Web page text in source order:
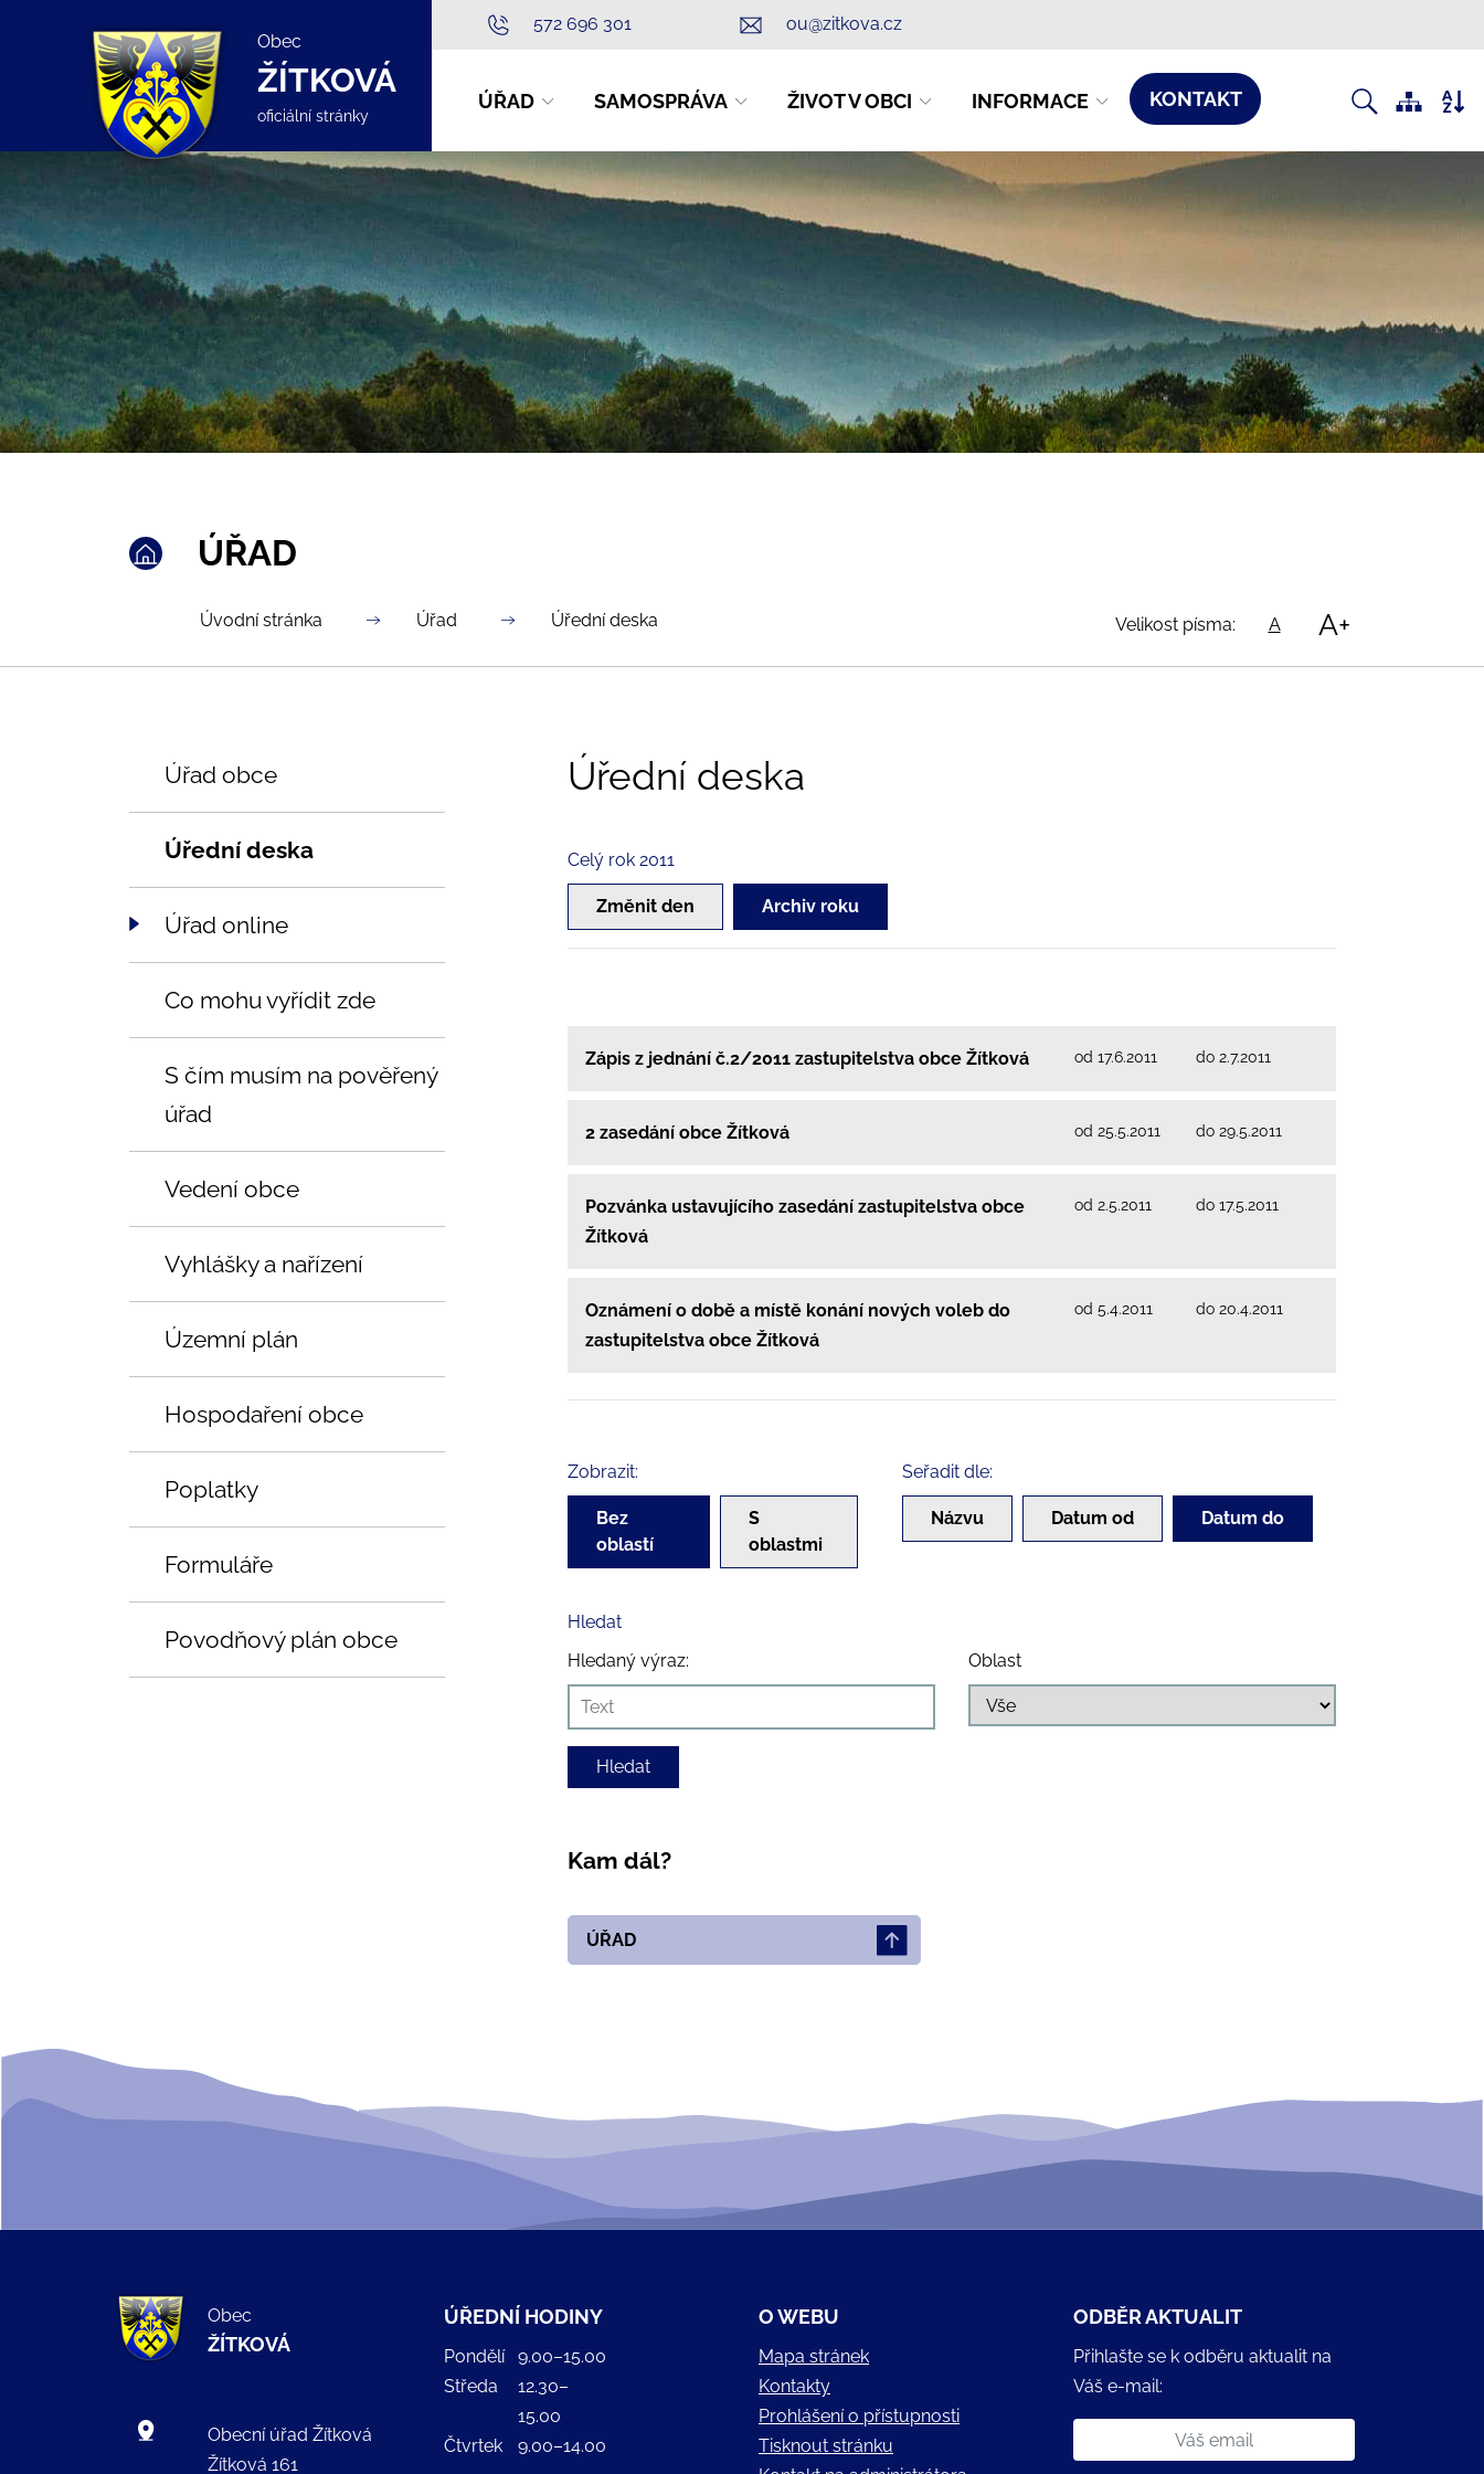
Obec
ŽÍTKOVÁ
oficiální stránky
572 696 301 ou@zitkova.cz
ÚŘAD SAMOSPRÁVA ŽIVOT V OBCI INFORMACE KONTAKT
ÚŘAD
Úvodní stránka Úřad Úřední deska Velikost písma: A A+
Úřední deska
Celý rok 2011
Změnit den Archiv roku
Zápis z jednání č.2/2011 zastupitelstva obce Žítková od 17.6.2011 do 2.7.2011
2 zasedání obce Žítková od 25.5.2011 do 29.5.2011
Pozvánka ustavujícího zasedání zastupitelstva obce
Žítková
od 2.5.2011 do 17.5.2011
Oznámení o době a místě konání nových voleb do
zastupitelstva obce Žítková
od 5.4.2011 do 20.4.2011
Zobrazit:
Bez
oblastí
S
oblastmi
Seřadit dle:
Názvu Datum od Datum do
Hledat
Hledaný výraz:
Oblast
Kam dál?
ÚŘAD
Úřad obce
Úřední deska
Úřad online
Co mohu vyřídit zde
S čím musím na pověřený
úřad
Vedení obce
Vyhlášky a nařízení
Územní plán
Hospodaření obce
Poplatky
Formuláře
Povodňový plán obce
Obec
ŽÍTKOVÁ
Obecní úřad Žítková
Žítková 161
ÚŘEDNÍ HODINY
Pondělí
9.00–15.00
Středa
12.30–
15.00
Čtvrtek
9.00–14.00
O WEBU
Mapa stránek
Kontakty
Prohlášení o přístupnosti
Tisknout stránku
ODBĚR AKTUALIT
Přihlašte se k odběru aktualit na
Váš e-mail: